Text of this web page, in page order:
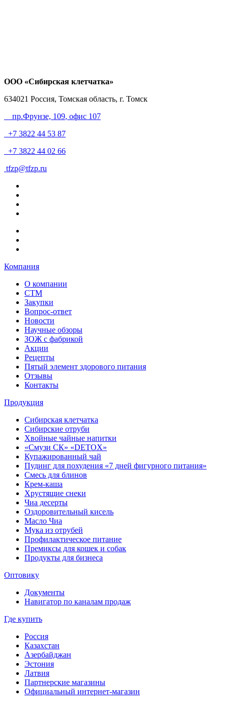
ООО «Сибирская клетчатка»
634021 Россия, Томская область, г. Томск
пр.Фрунзе, 109, офис 107
+7 3822 44 53 87
+7 3822 44 02 66
tfzp@tfzp.ru
Компания
О компании
СТМ
Закупки
Вопрос-ответ
Новости
Научные обзоры
ЗОЖ с фабрикой
Акции
Рецепты
Пятый элемент здорового питания
Отзывы
Контакты
Продукция
Сибирская клетчатка
Сибирские отруби
Хвойные чайные напитки
«Смузи СК» «DETOX»
Купажированный чай
Пудинг для похудения «7 дней фигурного питания»
Смесь для блинов
Крем-каша
Хрустящие снеки
Чиа десерты
Оздоровительный кисель
Масло Чиа
Мука из отрубей
Профилактическое питание
Премиксы для кошек и собак
Продукты для бизнеса
Оптовику
Документы
Навигатор по каналам продаж
Где купить
Россия
Казахстан
Азербайджан
Эстония
Латвия
Партнерские магазины
Официальный интернет-магазин